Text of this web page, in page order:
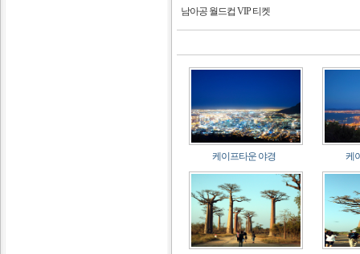
남아공 월드컵 VIP 티켓
케이프타운 야경 케